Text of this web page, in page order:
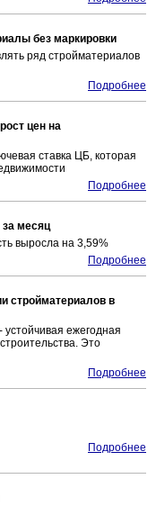
без маркировки
ряд стройматериалов
Подробнее
цен на
ставка ЦБ, которая
Подробнее
месяц
выросла на 3,59%
Подробнее
стройматериалов в
ежегодная
Это
Подробнее
Подробнее